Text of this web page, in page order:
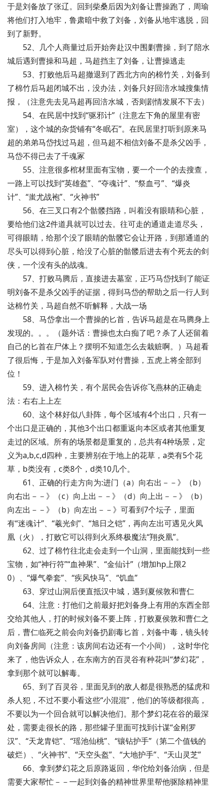
于是刘备放了张辽。回到柴桑后因为刘备让曹操跑了，周瑜
将他们打入地牢，鲁肃暗中救了刘备，刘备从地牢逃脱，回
到了新野。
52、几个人商量过后开始奔赴汉中围剿曹操，到了陪水
城后遇到曹操和马超，马超挡主了刘备，让曹操逃走
53、打败他后马超撤退到了西北方向的棉竹关，刘备到
了棉竹后马超闭城不出，没办法，刘备只好回涪水城搜集情
报，（注意先去见马超再回涪水城，否则剧情发展不下去）
54、在民居中找到“驱邪计”（注意左下角的屋里有密
室），这个城的杂货铺有“冬眠石”。在民居里打听到原来马
超的弟弟马岱找过马超，但马超不相信刘备不是杀父凶手，
马岱不得已去了千魂冢
55、注意很多棺材里面有宝物，要一个一个的去搜查，
一路上可以找到“英雄盔”、“夺魂计”、“祭血弓”、“爆炎
计”、“蚩尤战袍”、“火神书”
56、在三叉口有2个骷髅挡路，叫着没有眼睛和心脏，
要给他们这2件道具就可以过去。往可走的通道走道尽头，
可得眼睛，给那个没了眼睛的骷髅它会让开路，到那通道的
尽头可以得到心脏，给没了心脏的骷髅后进去有个死去的剑
侠，一个没有头的战魂。
57、打败马腾后，直接进去墓室，正巧马岱找到了能证
明刘备不是杀父凶手的证据，得到马岱的帮助之后一行人到
达棉竹关，马超自然不听解释，大战一场
58、马岱拿出一个曹操的匕首，告诉马超是在马腾身上
发现的。。。（题外话：曹操也太白痴了吧？杀了人还留着
自己的匕首在尸体上？摆明不知道怎么去栽赃啊。）马超看
了很后悔，于是加入刘备军队对付曹操，五虎上将全部到
位！
59、进入棉竹关，有个居民会告诉你飞燕林的正确走
法：右右上上左
60、这个林好似八卦阵，每个区域有4个出口，只有一
个出口是正确的，其他3个出口都重返向本区或者其他重复
走过的区域。所有的场景都是重复的，总共有4种场景，定
义为a,b,c,d四种，主要辨别在于地上的花草，a类有5个花
草，b类没有，c类8个，d类10几个。
61、正确的行走方向为:进门（a）向右出－－》（b）
向右出－－》（c）向上出－－》（d）向上出－－》（b）
向左出－－》（b）向左出－－》可看到7个坛子，里面
有“迷魂计”、“羲光剑”、“旭日之铠”，再向左出可遇见火凤
凰（火），打败它可以得到火系终极魔法“翔炎凰”。
62、过了棉竹往北走会走到一个山洞，里面能找到一些
宝物，如“神行符”“血神果”、“金仙计”（增加hp上限2
0）、“爆气拳套”、“疾风快马”、“饥血”
63、穿过山洞后便直抵汉中城，遇到夏候敦和曹仁
64、注意：打他们之前最好把刘备身上有用的东西全部
交给其他人，打的时候刘备不要上阵，打败夏侯敦和曹仁之
后，曹仁临死之前会向刘备扔剧毒匕首，刘备中毒，镜头转
向刘备房间（注意：该房间右边还有一个小间），这时华佗
来了，他告诉众人，在东南方的百灵谷有种花叫“梦幻花”，
拿到那个就可以解毒。
65、到了百灵谷，里面见到的敌人都是很熟悉的猛虎和
杀人犯，不过不要小看这些“小混混”，他们的等级都很高，
不要以为一个回合就可以解决他们。那个梦幻花在谷的最深
处，需要走很长的路，那些罐子里面可找到计谋“金刚罗
汉”、“天龙胄铠”、“瑶池仙桃”、“镶钻护手”（第二个值钱的
破烂）、“火神书”、“天空头盔”、“大地护手”、“天山灵芝”
66、拿到梦幻花之后原路返回，华佗给刘备治病，但是
需要大家帮忙－－一起到刘备的精神世界里帮他驱除精神里